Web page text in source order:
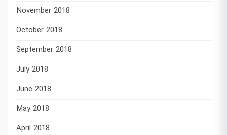
November 2018
October 2018
September 2018
July 2018
June 2018
May 2018
April 2018